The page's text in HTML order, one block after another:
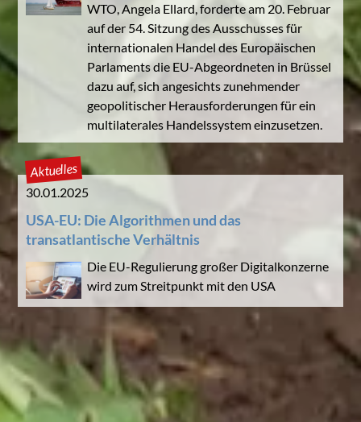
WTO, Angela Ellard, forderte am 20. Februar
auf der 54. Sitzung des Ausschusses für
internationalen Handel des Europäischen
Parlaments die EU-Abgeordneten in Brüssel
dazu auf, sich angesichts zunehmender
geopolitischer Herausforderungen für ein
multilaterales Handelssystem einzusetzen.
Aktuelles
30.01.2025
USA-EU: Die Algorithmen und das
transatlantische Verhältnis
Die EU-Regulierung großer Digitalkonzerne
wird zum Streitpunkt mit den USA